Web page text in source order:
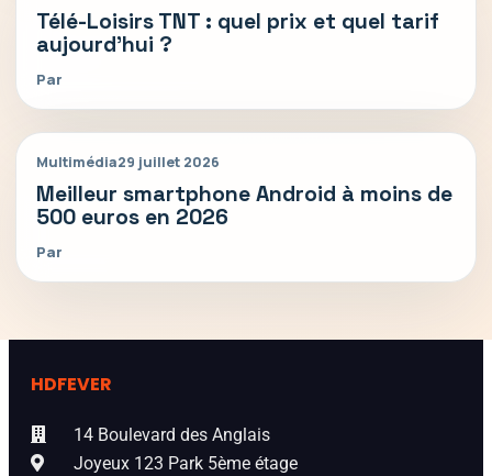
Télé-Loisirs TNT : quel prix et quel tarif
aujourd’hui ?
Par
Multimédia29 juillet 2026
Meilleur smartphone Android à moins de
500 euros en 2026
Par
HDFEVER
14 Boulevard des Anglais
Joyeux 123 Park 5ème étage